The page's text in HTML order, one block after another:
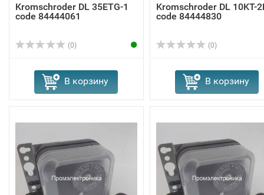
Kromschroder DL 35ETG-1
code 84444061
(0)
В корзину
Kromschroder DL 10KT-
code 84444830
(0)
В корзину